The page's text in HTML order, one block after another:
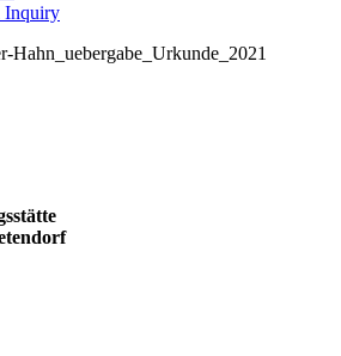
Inquiry
Hahn_uebergabe_Urkunde_2021